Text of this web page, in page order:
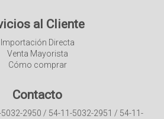
al Cliente
Importación Directa
Venta Mayorista
Cómo comprar
Contacto
2950 / 54-11-5032-2951 / 54-11-